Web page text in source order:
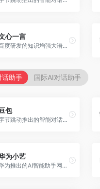
心一言
百度研发的知识增强大语言模型，深度融合百度知识图谱和搜索能力。面向中文用户，提供知识问答、文本创作、逻辑推理等服务，中文语境理解准确，知识覆盖面广。
话助手 国际AI对话助手
包
字节跳动推出的智能对话助手平台，提供文本创作、知识问答、英语学习等多种AI服务。面向普通用户和内容创作者，支持多轮对话和文件解析，免费使用，响应速度快，中文理解能力强。
为小艺
华为推出的AI智能助手网页端，深度整合鸿蒙生态和华为云服务。面向华为设备用户，支持语音交互、智能问答、设备控制等功能，与华为硬件生态无缝衔接。